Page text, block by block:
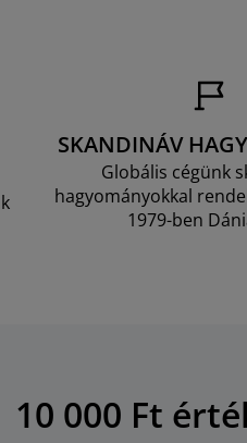
SKANDINÁV
Globális cégünk
hagyományokkal
1979-ben
10 000 Ft